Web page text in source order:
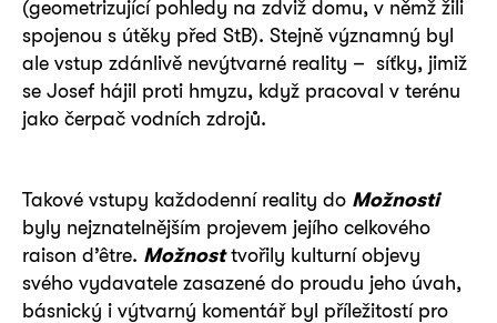
(geometrizující pohledy na zdviž domu, v němž žili
spojenou s útěky před StB). Stejně významný byl
ale vstup zdánlivě nevýtvarné reality – síťky, jimiž
se Josef hájil proti hmyzu, když pracoval v terénu
jako čerpač vodních zdrojů.
Takové vstupy každodenní reality do Možnosti
byly nejznatelnějším projevem jejího celkového
raison d’être. Možnosttvořily kulturní objevy
svého vydavatele zasazené do proudu jeho úvah,
básnický i výtvarný komentář byl příležitostí pro